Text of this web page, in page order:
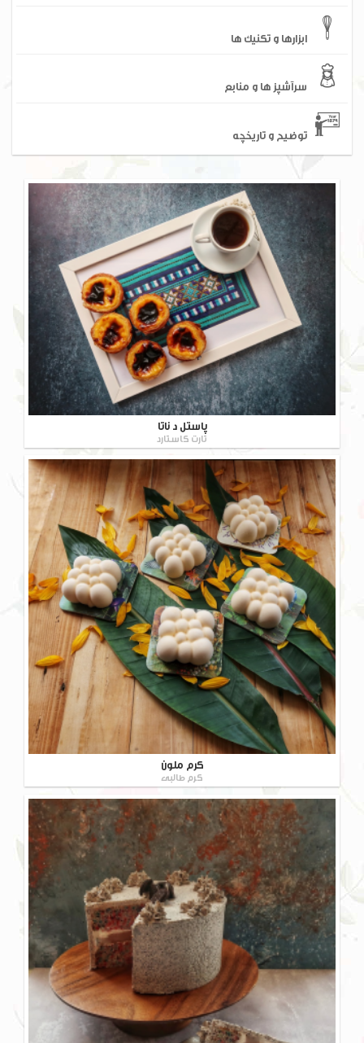
ابزارها و تکنیک ها
سرآشپز ها و منابع
توضیح و تاریخچه
پاستل د ناتا
تارت کاستارد
کرم ملون
کرم طالبی